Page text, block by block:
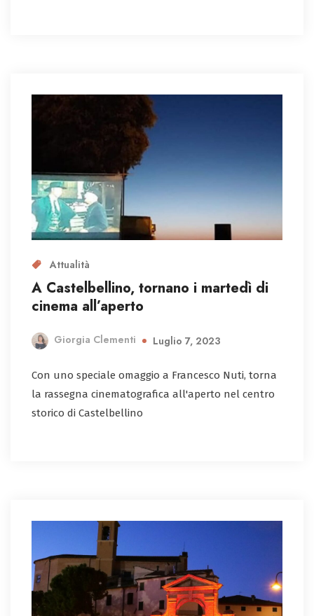
Attualità
A Castelbellino, tornano i martedì di
cinema all’aperto
Giorgia Clementi Luglio 7, 2023
Con uno speciale omaggio a Francesco Nuti, torna
la rassegna cinematografica all'aperto nel centro
storico di Castelbellino